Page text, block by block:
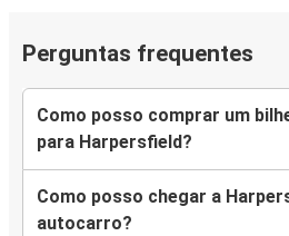
Perguntas frequentes
Como posso comprar um
para Harpersfield?
Como posso chegar a
autocarro?